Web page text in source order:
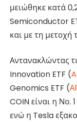
μειώθηκε κατά
Semiconductor
και με τη μετοχή
Αντανακλώντας
Innovation ETF (
Genomics ETF (
COIN είναι η Νο.
ενώ η Tesla